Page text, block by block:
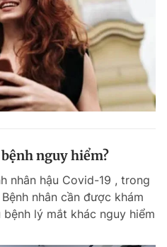
Liên hệ quảng cáo
0908 780 404
Tòa soạn Chính sách bảo
cấp ngày 24.3.2020
Báo Thanh Niên. Cấm sao chép
sự chấp thuận bằng văn bản.
nguy hiểm?
nhân hậu Covid-19 , trong
nhân cần được khám
lý mắt khác nguy hiểm